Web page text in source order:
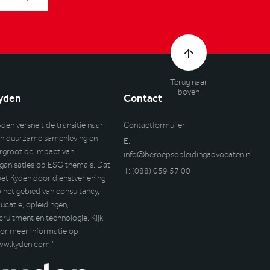
Terug naar
boven
versnelt de transitie naar
duurzame samenleving en
de impact van
op ESG thema’s. Dat
Kyden door dienstverlening
het gebied van consultancy,
opleidingen,
en technologie. Kijk
meer informatie op
.’
Contact
Contactformulier
E:
info@beroepsopleidingadvocaten.nl
T: (088) 059 57 00